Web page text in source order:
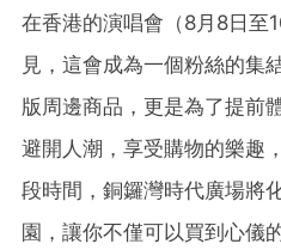
在香港的演唱會（8月8日至
見，這會成為一個粉絲的集
版周邊商品，更是為了提前
避開人潮，享受購物的樂趣
段時間，銅鑼灣時代廣場將
園，讓你不僅可以買到心儀